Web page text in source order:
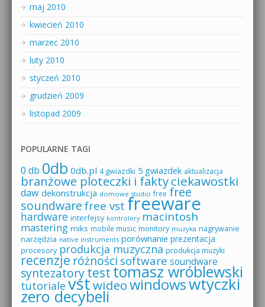
maj 2010
kwiecień 2010
marzec 2010
luty 2010
styczeń 2010
grudzień 2009
listopad 2009
POPULARNE TAGI
0 db 0db 0db.pl 4 gwiazdki 5 gwiazdek aktualizacja
branżowe ploteczki i faktyciekawostki
daw dekonstrukcja domowe studio free free
soundware free vst freeware
hardware interfejsy kontrolery macintosh
mastering miks mobile music monitory muzyka nagrywanie
narzędzia native instruments porównanie prezentacja
procesory produkcja muzyczna produkcja muzyki
recenzje różności software soundware
syntezatorytesttomasz wróblewski
tutoriale vstwideowindowswtyczki
zero decybeli